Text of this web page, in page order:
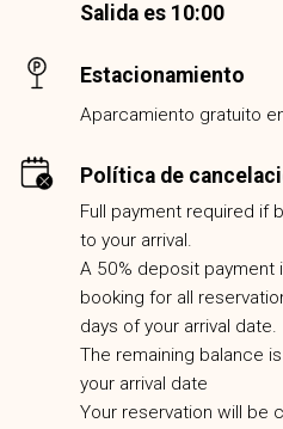
Salida es 10:00
Estacionamiento
Aparcamiento gratuito
Política de
Full payment required if
to your arrival.
A 50% deposit
booking for all
days of your arrival date.
The remaining balance
your arrival date
Your reservation will be